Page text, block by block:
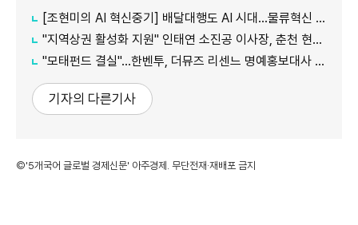
[조현미의 AI 혁신중기] 배달대행도 AI 시대…물류혁신 선도하는 부릉
"지역상권 활성화 지원" 인태연 소진공 이사장, 춘천 현장방문
"모태펀드 결실"…한벤투, 더뮤즈 리센느 명예홍보대사 임명
기자의 다른기사
©'5개국어 글로벌 경제신문' 아주경제. 무단전재·재배포 금지